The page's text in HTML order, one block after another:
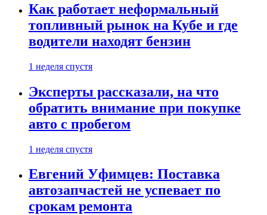
Как работает неформальный
топливный рынок на Кубе и где
водители находят бензин
1 неделя спустя
Эксперты рассказали, на что
обратить внимание при покупке
авто с пробегом
1 неделя спустя
Евгений Уфимцев: Поставка
автозапчастей не успевает по
срокам ремонта